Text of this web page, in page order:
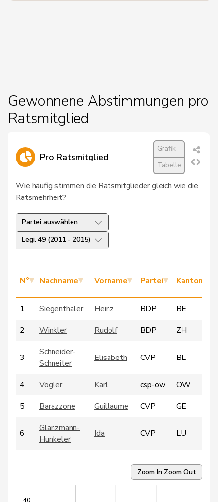
Gewonnene Abstimmungen pro
Ratsmitglied
Pro Ratsmitglied
Grafik
Tabelle
Wie häufig stimmen die Ratsmitglieder gleich wie die
Ratsmehrheit?
Partei auswählen
Legi. 49 (2011 - 2015)
N° Nachname Vorname Partei Kanton
1 Siegenthaler Heinz BDP
BE
2
Winkler Rudolf BDP ZH
3
Schneider-
Schneiter
Elisabeth CVP BL
4 Vogler Karl csp-ow
OW
5
Barazzone Guillaume CVP GE
6
Glanzmann-
Hunkeler
Ida CVP LU
CVP
SO
Zoom In Zoom Out
40